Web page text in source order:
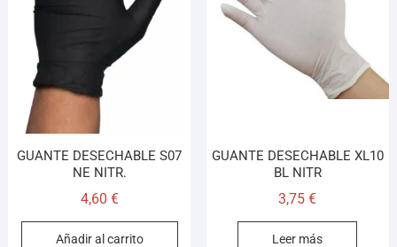
GUANTE DESECHABLE S07
NE NITR.
4,60 €
Añadir al carrito
GUANTE DESECHABLE XL10
BL NITR
3,75€
Leer más